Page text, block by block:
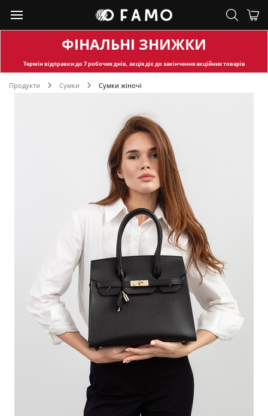
ФІНАЛЬНІ ЗНИЖКИ
Термін відправкидо 7 робочих днів, акція діє до закінчення акційних товарів
Продукти Сумки Сумки жіночі